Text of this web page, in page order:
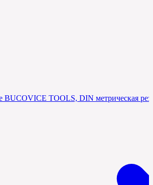
TOOLS, DIN метрическая